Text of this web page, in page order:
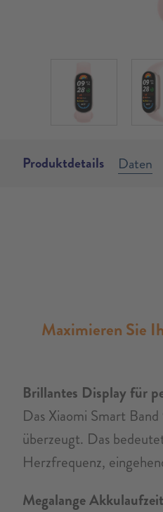
Produktdetails Daten
Maximieren Sie
Brillantes Display für
Das Xiaomi Smart
überzeugt. Das
Herzfrequenz,
Megalange